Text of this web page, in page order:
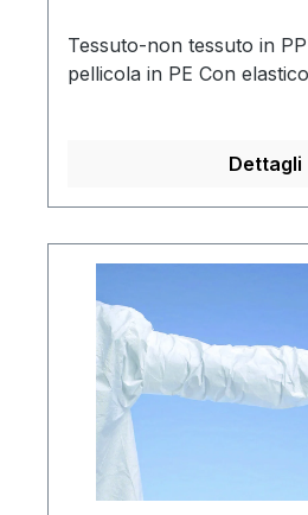
Tessuto-non tessuto in
pellicola in PE Con
Dettagli